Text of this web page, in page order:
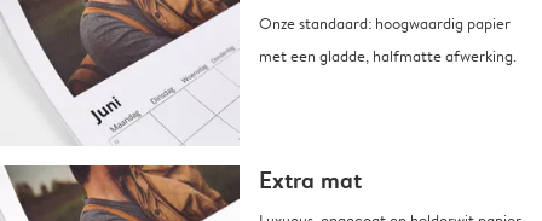
Onze standaard: hoogwaardig papier
met een gladde, halfmatte afwerking.
Extra mat